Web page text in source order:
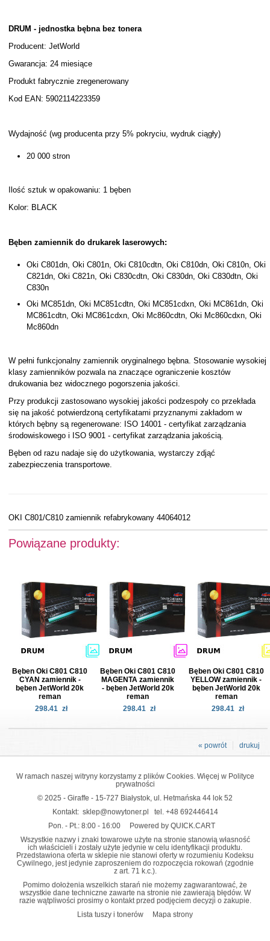
DRUM - jednostka bębna bez tonera
Producent: JetWorld
Gwarancja: 24 miesiące
Produkt fabrycznie zregenerowany
Kod EAN: 5902114223359
Wydajność (wg producenta przy 5% pokryciu, wydruk ciągły)
20 000 stron
Ilość sztuk w opakowaniu: 1 bęben
Kolor: BLACK
Bęben zamiennik do drukarek laserowych:
Oki C801dn, Oki C801n, Oki C810cdtn, Oki C810dn, Oki C810n, Oki
C821dn, Oki C821n, Oki C830cdtn, Oki C830dn, Oki C830dtn, Oki
C830n
Oki MC851dn, Oki MC851cdtn, Oki MC851cdxn, Oki MC861dn, Oki
MC861cdtn, Oki MC861cdxn, Oki Mc860cdtn, Oki Mc860cdxn, Oki
Mc860dn
W pełni funkcjonalny zamiennik oryginalnego bębna. Stosowanie wysokiej
klasy zamienników pozwala na znaczące ograniczenie kosztów
drukowania bez widocznego pogorszenia jakości.
Przy produkcji zastosowano wysokiej jakości podzespoły co przekłada
się na jakość potwierdzoną certyfikatami przyznanymi zakładom w
których bębny są regenerowane: ISO 14001 - certyfikat zarządzania
środowiskowego i ISO 9001 - certyfikat zarządzania jakością.
Bęben od razu nadaje się do użytkowania, wystarczy zdjąć
zabezpieczenia transportowe.
OKI C801/C810 zamiennik refabrykowany 44064012
Powiązane produkty:
Bęben Oki C801 C810
CYAN zamiennik -
bęben JetWorld 20k
reman
298.41 zł
Bęben Oki C801 C810
MAGENTA zamiennik
- bęben JetWorld 20k
reman
298.41
zł
Bęben Oki C801 C810
YELLOW zamiennik -
bęben JetWorld 20k
reman
298.41 zł
drukuj
« powrót
W ramach naszej witryny korzystamy z plików Cookies. Więcej w Polityce
prywatności
© 2025 - Giraffe - 15-727 Białystok, ul. Hetmańska 44 lok 52
Kontakt: sklep@nowytoner.pl tel. +48 692446414
Pon. - Pt.: 8:00 - 16:00
Powered by QUICK.CART
Wszystkie nazwy i znaki towarowe użyte na stronie stanowią własność
ich właścicieli i zostały użyte jedynie w celu identyfikacji produktu.
Przedstawiona oferta w sklepie nie stanowi oferty w rozumieniu Kodeksu
Cywilnego, jest jedynie zaproszeniem do rozpoczęcia rokowań (zgodnie
z art. 71 k.c.).
Pomimo dołożenia wszelkich starań nie możemy zagwarantować, że
wszystkie dane techniczne zawarte na stronie nie zawierają błędów. W
razie wątpliwości prosimy o kontakt przed podjęciem decyzji o zakupie.
Lista tuszy i tonerów
Mapa strony